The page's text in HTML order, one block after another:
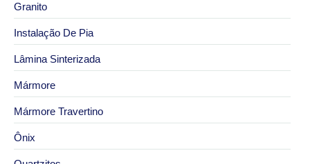
Granito
Instalação De Pia
Lâmina Sinterizada
Mármore
Mármore Travertino
Ônix